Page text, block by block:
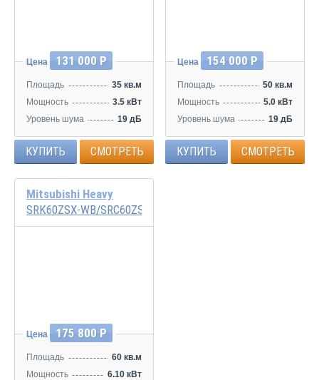
Цена 131 000 Р
Площадь
35 кв.м
Мощность
3.5 кВт
Уровень шума
19 дБ
КУПИТЬ СМОТРЕТЬ
Цена 154 000 Р
Площадь
50 кв.м
Мощность
5.0 кВт
Уровень шума
19 дБ
КУПИТЬ СМОТРЕТЬ
Mitsubishi Heavy
SRK60ZSX-WB/SRC60ZSX-W
Цена 175 800 Р
Площадь
60 кв.м
Мощность
6.10 кВт